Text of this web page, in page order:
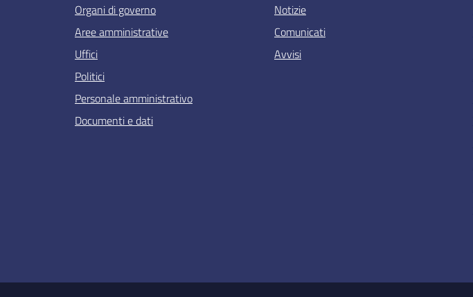
Organi di governo
Aree amministrative
Uffici
Politici
Personale amministrativo
Documenti e dati
Notizie
Comunicati
Avvisi